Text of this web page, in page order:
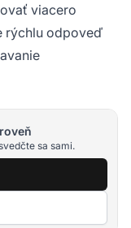
viacero
rýchlu odpoveď
sa sami.